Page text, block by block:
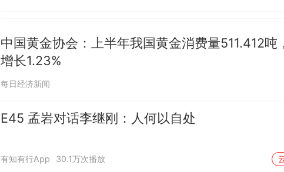
中国黄金协会：上半年我国黄金消费量511.412吨
增长1.23%
每日经济新闻
E45 孟岩对话李继刚：人何以自处
有知有行App 30.1万次播放